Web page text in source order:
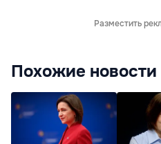
Разместить
Похожие новости